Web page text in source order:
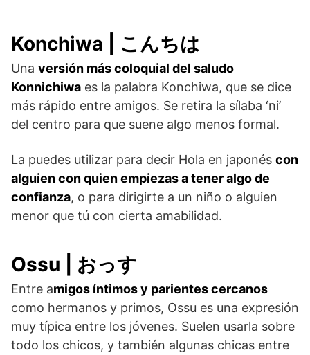
Konchiwa | こんちは
Una versión más coloquial del saludo
Konnichiwa es la palabra Konchiwa, que se dice
más rápido entre amigos. Se retira la sílaba ‘ni’
del centro para que suene algo menos formal.
La puedes utilizar para decir Hola en japonés con
alguien con quien empiezas a tener algo de
confianza, o para dirigirte a un niño o alguien
menor que tú con cierta amabilidad.
Ossu | おっす
Entre amigos íntimos y parientes cercanos
como hermanos y primos, Ossu es una expresión
muy típica entre los jóvenes. Suelen usarla sobre
todo los chicos, y también algunas chicas entre